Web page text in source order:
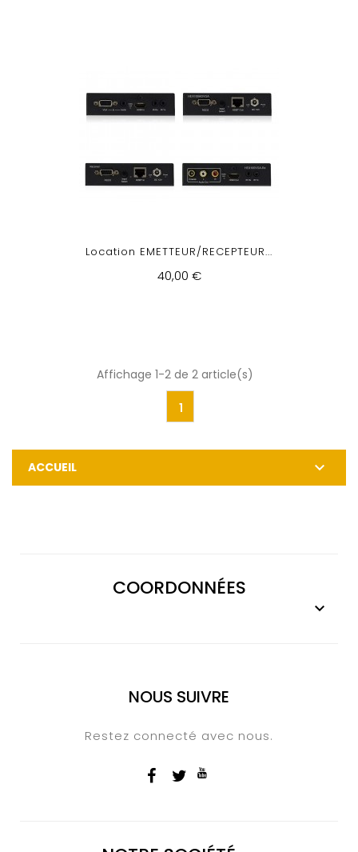
Location EMETTEUR/RECEPTEUR...
40,00 €
Affichage 1-2 de 2 article(s)
1
ACCUEIL 
COORDONNÉES

NOUS SUIVRE
Restez connecté avec nous.